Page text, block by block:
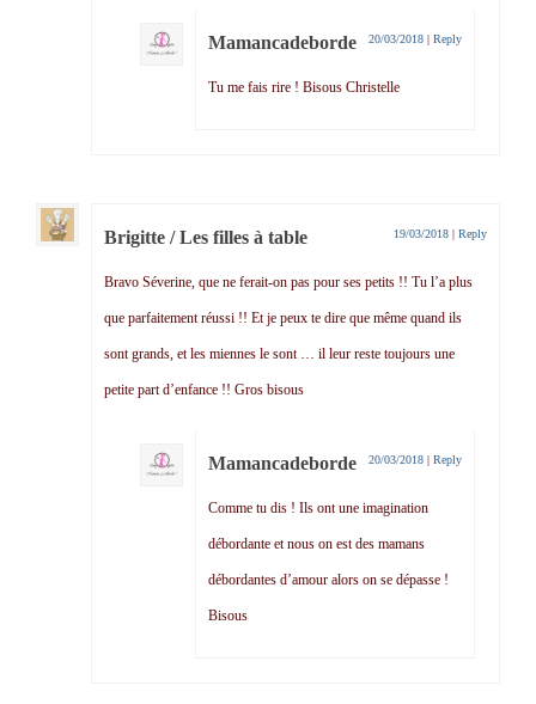
Mamancadeborde 20/03/2018 | Reply
Tu me fais rire ! Bisous Christelle
Brigitte / Les filles à table 19/03/2018 | Reply
Bravo Séverine, que ne ferait-on pas pour ses petits !! Tu l’a plus
que parfaitement réussi !! Et je peux te dire que même quand ils
sont grands, et les miennes le sont … il leur reste toujours une
petite part d’enfance !! Gros bisous
Mamancadeborde 20/03/2018 | Reply
Comme tu dis ! Ils ont une imagination
débordante et nous on est des mamans
débordantes d’amour alors on se dépasse !
Bisous